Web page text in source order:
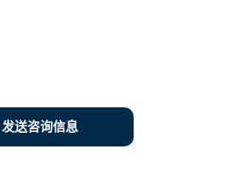
发送咨询信息